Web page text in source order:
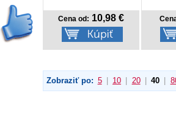
Cena od: 10,98 €
Zobraziť po: 5 10 20 40